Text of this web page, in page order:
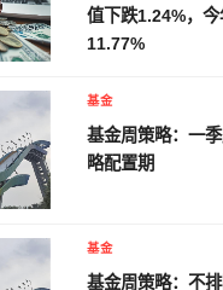
值下跌1.24%，
11.77%
基金
基金周策略：一
略配置期
基金
基金周策略：不